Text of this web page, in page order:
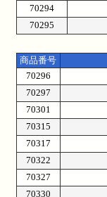
70294
70295
商品番号
70296
70297
70301
70315
70317
70322
70327
70330